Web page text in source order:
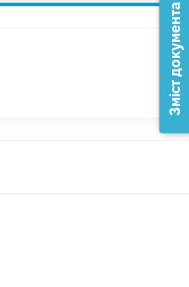
Зміст документа